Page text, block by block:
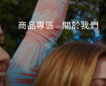
商品專區 關於我們